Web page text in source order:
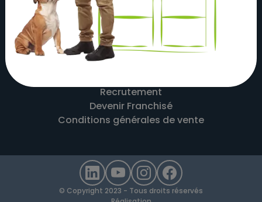
À propos
Actualités
Nos magasins
Nos partenaires
Nous contacter
Recrutement
Devenir Franchisé
Conditions générales de vente
© Copyright 2023 - Tous droits réservés